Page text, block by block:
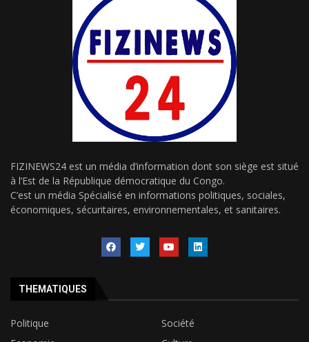
FIZINEWS24 est un média d’information dont son siège est situé
à l’Est de la République démocratique du Congo.
C’est un média Spécialisé en informations politiques, sociales,
économiques, sécuritaires, environnementales, et sanitaires.
THEMATIQUES
Politique
Société